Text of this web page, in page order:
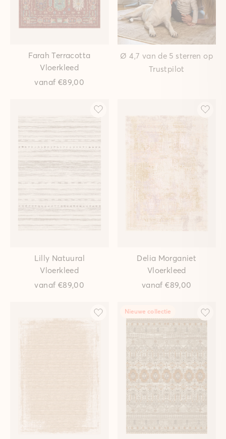
Farah Terracotta
Vloerkleed
vanaf €89,00
Ø 4,7 van de 5 sterren op
Trustpilot
Lilly Natuural
Vloerkleed
vanaf €89,00
Delia Morganiet
Vloerkleed
vanaf€89,00
Nieuwe collectie